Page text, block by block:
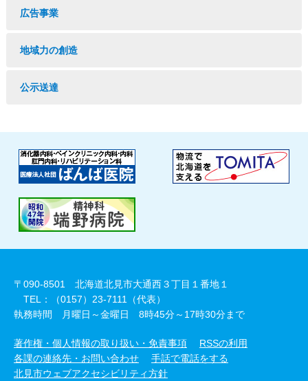
広告事業
地域力の創造
公示送達
〒090-8501 北海道北見市大通西３丁目１番地１
TEL：（0157）23-7111（代表）
執務時間 月曜日～金曜日 8時45分～17時30分まで
著作権・個人情報の取り扱い・免責事項
RSSの利用
各課の連絡先・お問い合わせ
手話で電話をする
北見市ウェブアクセシビリティ方針